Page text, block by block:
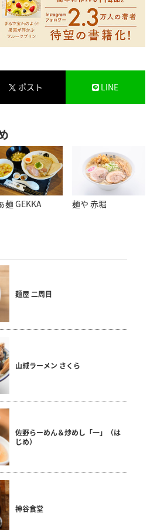
ポスト LINE
麺 GEKKA 麺や 赤堀
麺屋 二周目
山賊ラーメン さくら
佐野らーめん＆炒めし「一」（は
じめ）
神谷食堂